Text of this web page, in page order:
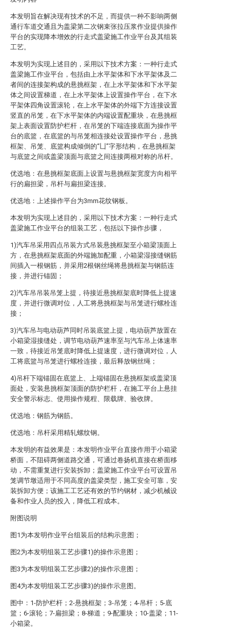
本发明旨在解决现有技术的不足，而提供一种不影响两侧
通行车道交通且为盖梁第二次钢束张拉压浆作业提供操作
平台的实现降本增效的行走式盖梁施工作业平台及其组装
工艺。
本发明为实现上述目的，采用以下技术方案：一种行走式
盖梁施工作业平台，包括由上水平架体和下水平架体及二
者间的连接架构成的悬挑框架，在上水平架体和下水平架
体之间设置梯道，在上水平架体上设置操作平台，在下水
平架体四角设置滚轮，在上水平架体的外端下方连接设置
竖直的吊笼，在下水平架体的内端设置配重块，在悬挑框
架上表面设置防护栏杆，在吊笼的下端连接底面为操作平
台的底篮，在底篮的与吊笼相连接处设置操作平台，悬挑
框架、吊笼、底篮构成倾倒的“凵”字形结构，在悬挑框架
与底篮之间或盖梁顶面与底篮之间连接两根对称的吊杆。
优选地：在悬挑框架底面上设置与悬挑框架宽度方向相平
行的扁担梁，吊杆与扁担梁连接。
优选地：上述操作平台为3mm花纹钢板。
本发明为实现上述目的，采用以下技术方案：一种行走式
盖梁施工作业平台的组装工艺，包括以下操作步骤，
1)汽车吊采用四点吊装方式吊装悬挑框架至小箱梁顶面上
方，在悬挑框架底面的外端施加配重，小箱梁湿接缝钢筋
间插入一根钢筋，并采用2根钢丝绳将悬挑框架与钢筋连
接，并进行锚固；
2)汽车吊吊装吊笼上提，待接近悬挑框架底时降低上提速
度，并进行微调对位，人工将悬挑框架与吊笼进行螺栓连
接；
3)汽车吊与电动葫芦同时吊装底篮上提，电动葫芦放置在
小箱梁湿接缝处，调节电动葫芦速率至与汽车吊上体速率
一致，待接近吊笼底时降低上提速度，进行微调对位，人
工将底篮与吊笼进行螺栓连接，最后释放钢丝绳；
4)吊杆下端锚固在底篮上、上端锚固在悬挑框架或盖梁顶
面处，安装悬挑框架顶面的防护栏杆，在施工平台上悬挂
安全警示标志、使用操作规程、限载牌、验收牌。
优选地：钢筋为钢筋。
优选地：吊杆采用精轧螺纹钢。
本发明的有益效果是：本发明作业平台直接作用于小箱梁
桥面，不阻碍两侧道路交通，可通过卷扬机直接在桥面移
动，不需重复进行安装拆卸；盖梁施工作业平台可设置吊
笼调节墩适用于不同高度的盖梁类型，施工安全可靠，安
装拆卸方便；该施工工艺还有效的节约钢材，减少机械设
备和作业人员的投入，降低工程成本。
附图说明
图1为本发明作业平台组装后的结构示意图；
图2为本发明组装工艺步骤1)的操作示意图；
图3为本发明组装工艺步骤2)的操作示意图；
图4为本发明组装工艺步骤3)的操作示意图。
图中：1-防护栏杆；2-悬挑框架；3-吊笼；4-吊杆；5-底
篮；6-滚轮；7-扁担梁；8-梯道；9-配重块；10-盖梁；11-
小箱梁。